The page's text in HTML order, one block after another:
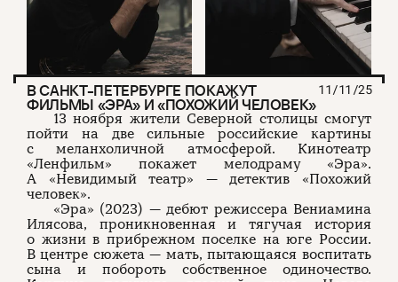
В САНКТ-ПЕТЕРБУРГЕ ПОКАЖУТ
ФИЛЬМЫ «ЭРА» И «ПОХОЖИЙ ЧЕЛОВЕК»
11/11/25
13 ноября жители Северной столицы смогут
пойти на две сильные российские картины
с меланхоличной атмосферой. Кинотеатр
«Ленфильм» покажет мелодраму «Эра».
А «Невидимый театр» — детектив «Похожий
человек».
«Эра» (2023) — дебют режиссера Вениамина
Илясова, проникновенная и тягучая история
о жизни в прибрежном поселке на юге России.
В центре сюжета — мать, пытающаяся воспитать
сына и побороть собственное одиночество.